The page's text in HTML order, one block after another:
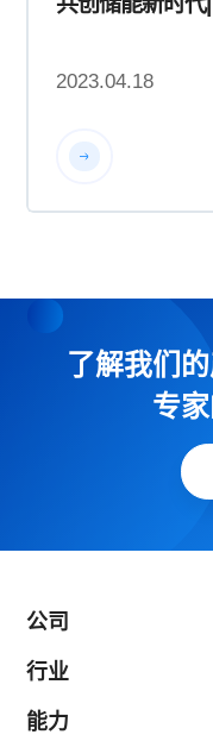
2023.04.18
了解我们
专家
公司
行业
能力